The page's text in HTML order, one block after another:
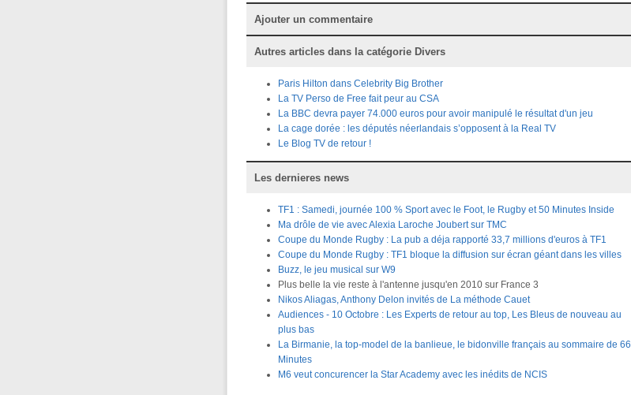
Ajouter un commentaire
Autres articles dans la catégorie Divers
Paris Hilton dans Celebrity Big Brother
La TV Perso de Free fait peur au CSA
La BBC devra payer 74.000 euros pour avoir manipulé le résultat d'un jeu
La cage dorée : les députés néerlandais s’opposent à la Real TV
Le Blog TV de retour !
Les dernieres news
TF1 : Samedi, journée 100 % Sport avec le Foot, le Rugby et 50 Minutes Inside
Ma drôle de vie avec Alexia Laroche Joubert sur TMC
Coupe du Monde Rugby : La pub a déja rapporté 33,7 millions d'euros à TF1
Coupe du Monde Rugby : TF1 bloque la diffusion sur écran géant dans les villes
Buzz, le jeu musical sur W9
Plus belle la vie reste à l'antenne jusqu'en 2010 sur France 3
Nikos Aliagas, Anthony Delon invités de La méthode Cauet
Audiences - 10 Octobre : Les Experts de retour au top, Les Bleus de nouveau au
plus bas
La Birmanie, la top-model de la banlieue, le bidonville français au sommaire de 66
Minutes
M6 veut concurencer la Star Academy avec les inédits de NCIS